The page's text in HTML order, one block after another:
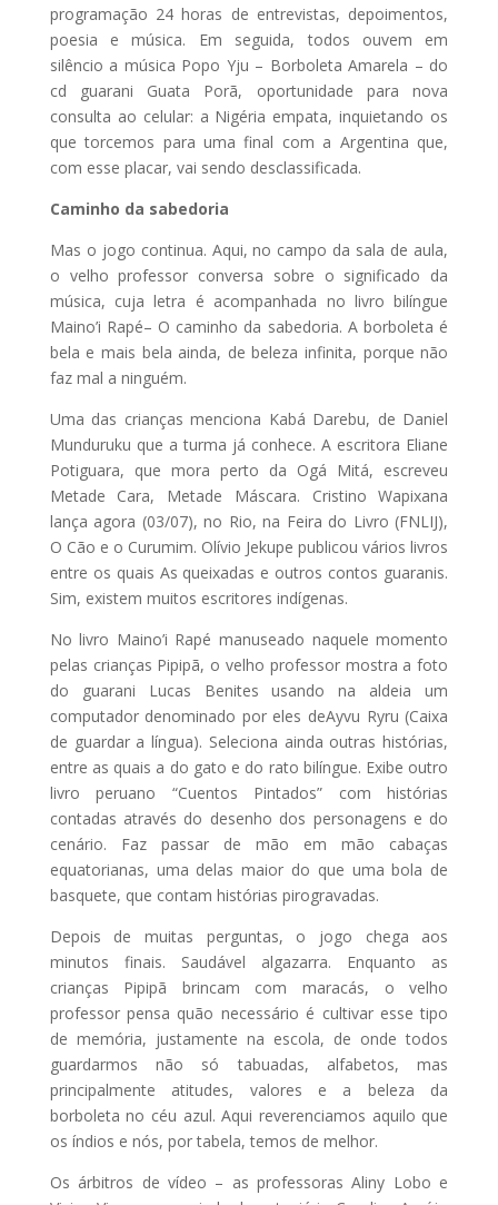
programação 24 horas de entrevistas, depoimentos,
poesia e música. Em seguida, todos ouvem em
silêncio a música Popo Yju – Borboleta Amarela – do
cd guarani Guata Porã, oportunidade para nova
consulta ao celular: a Nigéria empata, inquietando os
que torcemos para uma final com a Argentina que,
com esse placar, vai sendo desclassificada.
Caminho da sabedoria
Mas o jogo continua. Aqui, no campo da sala de aula,
o velho professor conversa sobre o significado da
música, cuja letra é acompanhada no livro bilíngue
Maino’i Rapé– O caminho da sabedoria. A borboleta é
bela e mais bela ainda, de beleza infinita, porque não
faz mal a ninguém.
Uma das crianças menciona Kabá Darebu, de Daniel
Munduruku que a turma já conhece. A escritora Eliane
Potiguara, que mora perto da Ogá Mitá, escreveu
Metade Cara, Metade Máscara. Cristino Wapixana
lança agora (03/07), no Rio, na Feira do Livro (FNLIJ),
O Cão e o Curumim. Olívio Jekupe publicou vários livros
entre os quais As queixadas e outros contos guaranis.
Sim, existem muitos escritores indígenas.
No livro Maino’i Rapé manuseado naquele momento
pelas crianças Pipipã, o velho professor mostra a foto
do guarani Lucas Benites usando na aldeia um
computador denominado por eles deAyvu Ryru (Caixa
de guardar a língua). Seleciona ainda outras histórias,
entre as quais a do gato e do rato bilíngue. Exibe outro
livro peruano “Cuentos Pintados” com histórias
contadas através do desenho dos personagens e do
cenário. Faz passar de mão em mão cabaças
equatorianas, uma delas maior do que uma bola de
basquete, que contam histórias pirogravadas.
Depois de muitas perguntas, o jogo chega aos
minutos finais. Saudável algazarra. Enquanto as
crianças Pipipã brincam com maracás, o velho
professor pensa quão necessário é cultivar esse tipo
de memória, justamente na escola, de onde todos
guardarmos não só tabuadas, alfabetos, mas
principalmente atitudes, valores e a beleza da
borboleta no céu azul. Aqui reverenciamos aquilo que
os índios e nós, por tabela, temos de melhor.
Os árbitros de vídeo – as professoras Aliny Lobo e